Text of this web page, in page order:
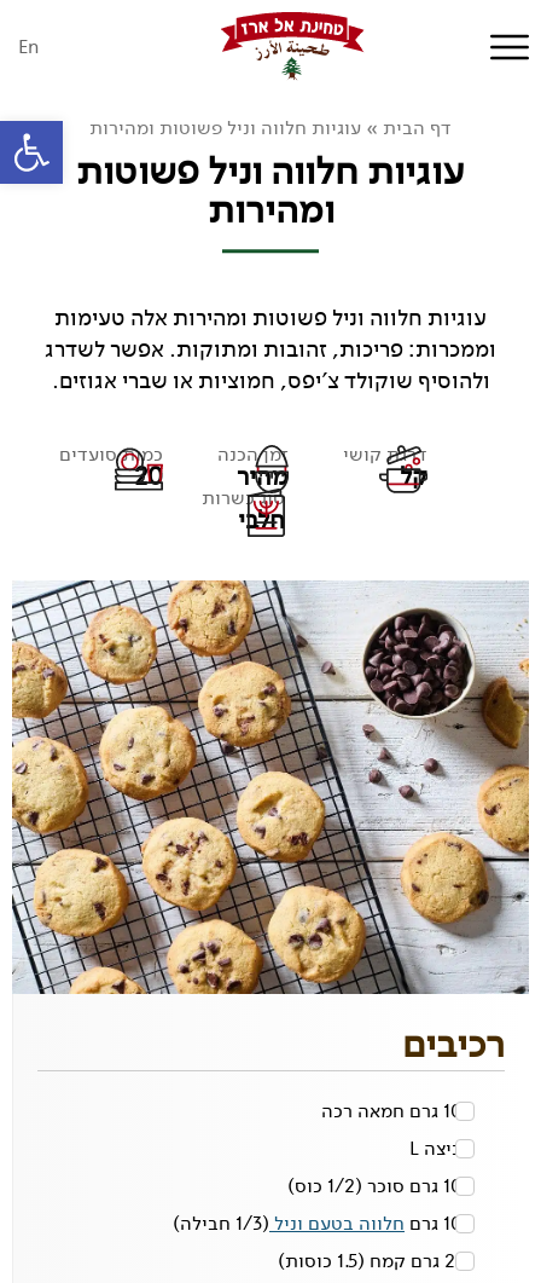
פתח
En
דף הבית » עוגיות חלווה וניל פשוטות ומהירות
עוגיות חלווה וניל פשוטות
ומהירות
עוגיות חלווה וניל פשוטות ומהירות אלה טעימות
וממכרות: פריכות, זהובות ומתוקות. אפשר לשדרג
ולהוסיף שוקולד צ'יפס, חמוציות או שברי אגוזים.
דרגת קושי
קל
זמן הכנה
מהיר
כמות סועדים
20
סוג כשרות
חלבי
רכיבים
100 גרם
חמאה רכה
1ביצה L
100 גרם
סוכר (1/2 כוס)
100 גרם
חלווה בטעם וניל (1/3 חבילה)
210 גרם
קמח (1.5 כוסות)